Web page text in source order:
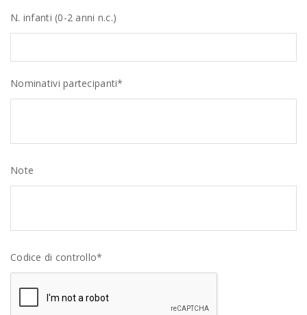
N. infanti (0-2 anni n.c.)
Nominativi partecipanti*
Note
Codice di controllo*